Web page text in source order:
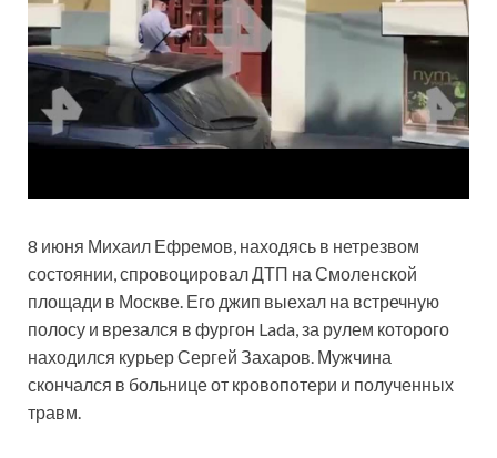
8 июня Михаил Ефремов, находясь в нетрезвом
состоянии, спровоцировал ДТП на Смоленской
площади в Москве. Его джип выехал на встречную
полосу и врезался в фургон Lada, за рулем которого
находился курьер Сергей Захаров. Мужчина
скончался в больнице от кровопотери и полученных
травм.